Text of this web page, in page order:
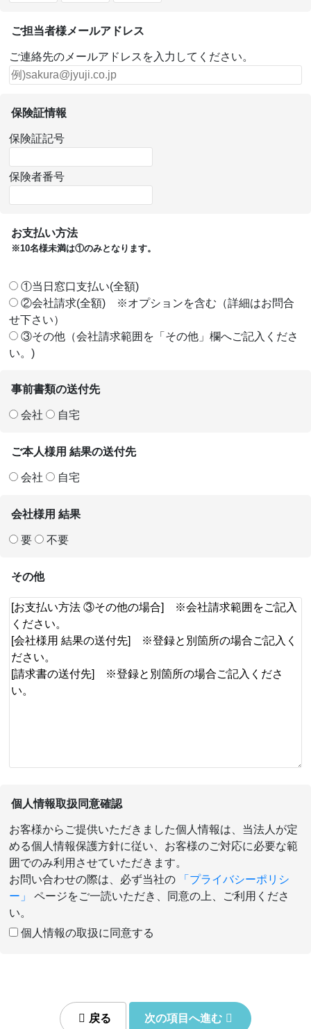
ご担当者様メールアドレス
ご連絡先のメールアドレスを入力してください。
保険証情報
保険証記号
保険者番号
お支払い方法
※10名様未満は①のみとなります。
①当日窓口支払い(全額)
②会社請求(全額) ※オプションを含む（詳細はお問合
せ下さい）
③その他（会社請求範囲を「その他」欄へご記入くださ
い。)
事前書類の送付先
会社 自宅
ご本人様用 結果の送付先
会社 自宅
会社様用 結果
要 不要
その他
個人情報取扱同意確認
お客様からご提供いただきました個人情報は、当法人が定
める個人情報保護方針に従い、お客様のご対応に必要な範
囲でのみ利用させていただきます。
お問い合わせの際は、必ず当社の
「プライバシーポリシ
ー」
ページをご一読いただき、同意の上、ご利用くださ
い。
個人情報の取扱に同意する
戻る 次の項目へ進む